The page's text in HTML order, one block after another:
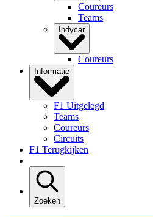
Coureurs
Teams
Indycar
Coureurs
Informatie
F1 Uitgelegd
Teams
Coureurs
Circuits
F1 Terugkijken
Zoeken